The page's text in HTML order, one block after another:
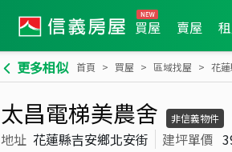
買屋 賣屋
更多相似 首頁 買屋 區域找屋 花
太昌電梯美農舍 非信義物件
地址 花蓮縣吉安鄉北安街 建坪單價